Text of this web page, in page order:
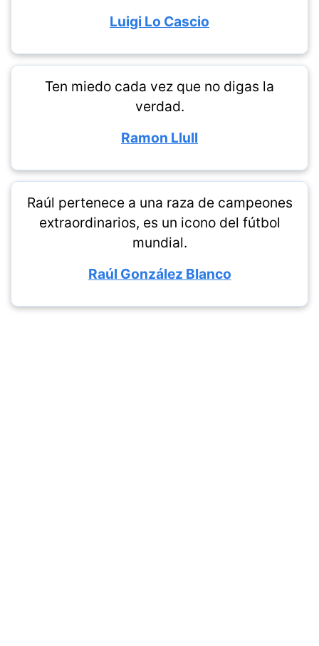
Luigi Lo Cascio
Ten miedo cada vez que no digas la
verdad.
Ramon Llull
Raúl pertenece a una raza de campeones
extraordinarios, es un icono del fútbol
mundial.
Raúl González Blanco